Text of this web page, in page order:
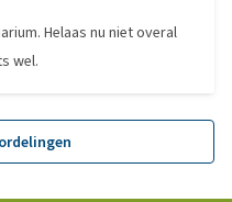
Helaas nu niet overal
wel.